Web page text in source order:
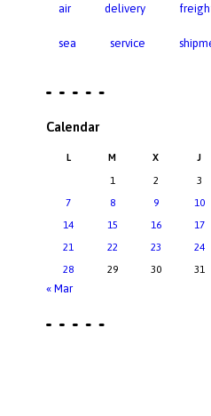
air delivery
sea service
Calendar
L M X J
1
2 3
7
8 9 10
14
15 16 17
21
22 23 24
28
29 30 31
« Mar